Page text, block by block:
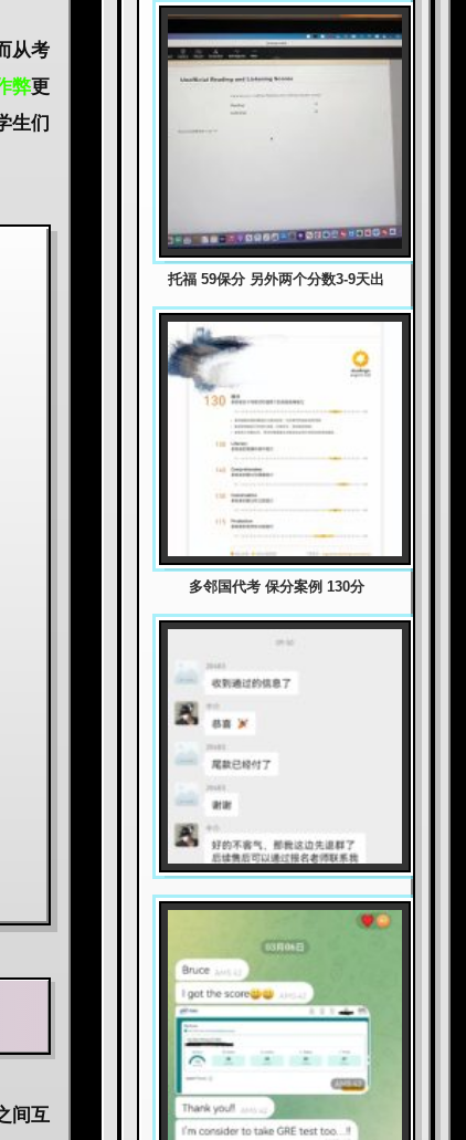
从考
弊更
生们
间互
托福 59保分 另外两个分数3-9天出
多邻国代考 保分案例 130分